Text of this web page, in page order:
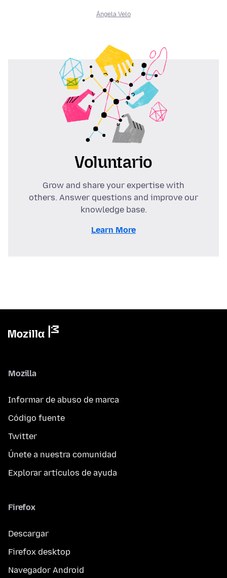
Ángela Velo
Voluntario
Grow and share your expertise with
others. Answer questions and improve our
knowledge base.
Learn More
Mozilla
Informar de abuso de marca
Código fuente
Twitter
Únete a nuestra comunidad
Explorar artículos de ayuda
Firefox
Descargar
Firefox desktop
Navegador Android